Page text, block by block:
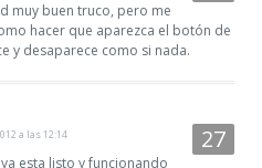
muy buen truco, pero me
hacer que aparezca el botón de
y desaparece como si nada.
a las 12:14
esta listo y funcionando